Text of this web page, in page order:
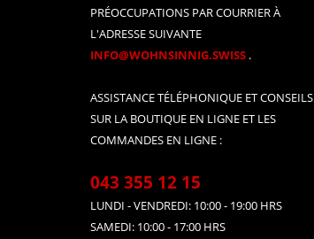
PRÉOCCUPATIONS PAR COURRIER À
L'ADRESSE SUIVANTE
INFO@WOHNSINNIG.SWISS .
ASSISTANCE TÉLÉPHONIQUE ET CONSEILS
SUR LA BOUTIQUE EN LIGNE ET LES
COMMANDES EN LIGNE :
043 355 12 15
LUNDI - VENDREDI: 10:00 - 19:00 HRS
SAMEDI: 10:00 - 17:00 HRS